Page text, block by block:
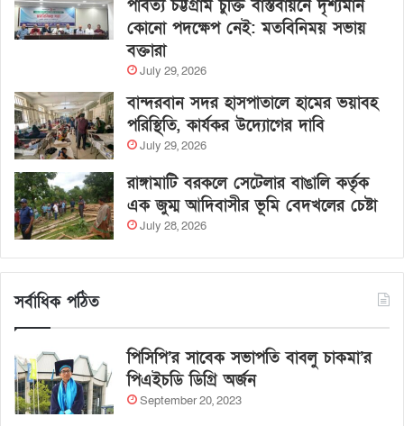
পার্বত্য চট্টগ্রাম চুক্তি বাস্তবায়নে দৃশ্যমান
কোনো পদক্ষেপ নেই: মতবিনিময় সভায়
বক্তারা
July 29, 2026
বান্দরবান সদর হাসপাতালে হামের ভয়াবহ
পরিস্থিতি, কার্যকর উদ্যোগের দাবি
July 29, 2026
রাঙ্গামাটি বরকলে সেটেলার বাঙালি কর্তৃক
এক জুম্ম আদিবাসীর ভূমি বেদখলের চেষ্টা
July 28, 2026
সর্বাধিক পঠিত
পিসিপি’র সাবেক সভাপতি বাবলু চাকমা’র
পিএইচডি ডিগ্রি অর্জন
September 20, 2023